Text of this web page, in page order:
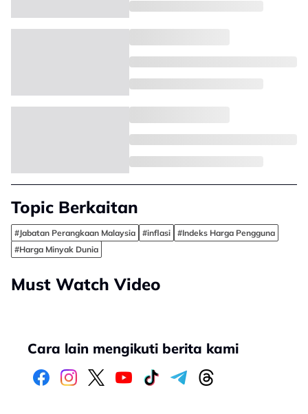
Topic Berkaitan
#Jabatan Perangkaan Malaysia #inflasi
#Indeks Harga Pengguna
#Harga Minyak Dunia
Must Watch Video
Cara lain mengikuti berita kami